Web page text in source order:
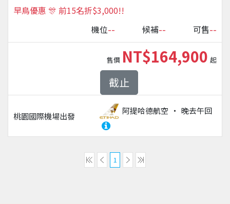
早鳥優惠 🎊 前15名折$3,000!!
機位-- 候補-- 可售--
桃園國際機場出發
阿提哈德航空 晚去午回
售價 NT$164,900 起
截止
1